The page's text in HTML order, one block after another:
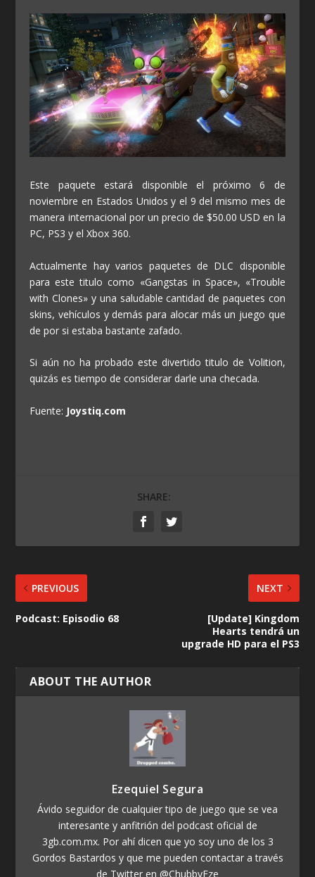
Este paquete estará disponible el próximo 6 de
noviembre en Estados Unidos y el 9 del mismo mes de
manera internacional por un precio de $50.00 USD en la
PC, PS3 y el Xbox 360.
Actualmente hay varios paquetes de DLC disponible
para este titulo como «Gangstas in Space», «Trouble
with Clones» y una saludable cantidad de paquetes con
skins, vehículos y demás para alocar más un juego que
de por si estaba bastante zafado.
Si aún no ha probado este divertido titulo de Volition,
quizás es tiempo de considerar darle una checada.
Fuente: Joystiq.com
SHARE:
PREVIOUS
Podcast: Episodio 68
NEXT
[Update] Kingdom
Hearts tendrá un
upgrade HD para el PS3
ABOUT THE AUTHOR
Ezequiel Segura
Ávido seguidor de cualquier tipo de juego que se vea
interesante y anfitrión del podcast oficial de
3gb.com.mx. Por ahí dicen que yo soy uno de los 3
Gordos Bastardos y que me pueden contactar a través
de Twitter en @ChubbyEze